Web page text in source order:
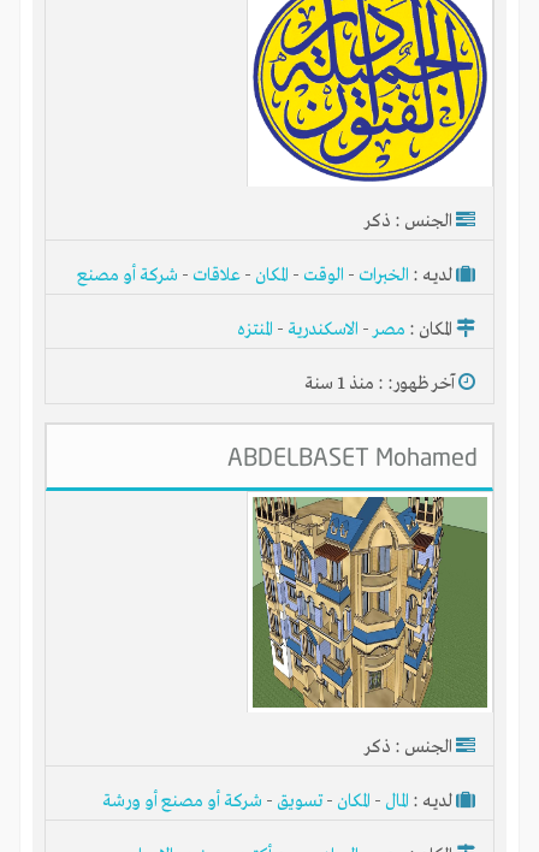
اقتنص الفرصة وشارك في مشروع ناجح
استثمر خبراتك في مشاريع ناجحة
سوّق منتجات الغير واحصل على نسبة من الأرباح
الجنس : ذكر
لديـه : الخبرات - الوقت - المكان - علاقات - شركة أو مصنع
المكان : مصر- الاسكندرية - المنتزه
آخر ظهور: : منذ 1 سنة
ABDELBASET Mohamed
الجنس : ذكر
لديـه : المال - المكان -تسويق - شركة أو مصنع أو ورشة